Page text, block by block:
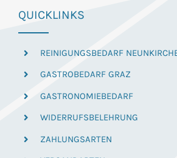
QUICKLINKS
REINIGUNGSBEDARF
GASTROBEDARF GRAZ
GASTRONOMIEBEDARF
WIDERRUFSBELEHRUNG
ZAHLUNGSARTEN